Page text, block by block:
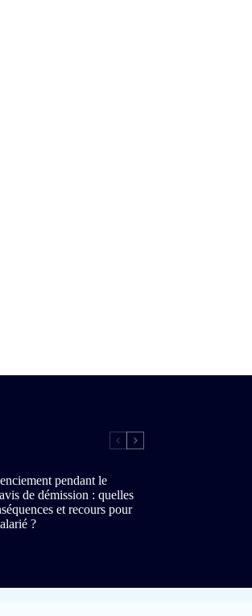
pendant le
de démission : quelles
et recours pour
?